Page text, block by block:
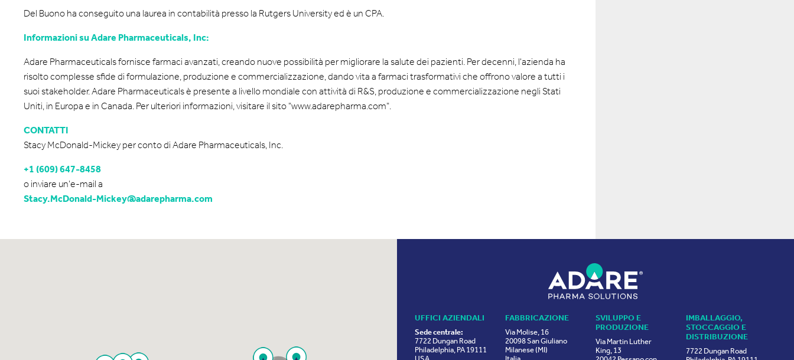
Del Buono ha conseguito una laurea in contabilità presso la Rutgers University ed è un CPA.
Informazioni su Adare Pharmaceuticals, Inc:
Adare Pharmaceuticals fornisce farmaci avanzati, creando nuove possibilità per migliorare la salute dei pazienti. Per decenni, l'azienda ha
risolto complesse sfide di formulazione, produzione e commercializzazione, dando vita a farmaci trasformativi che offrono valore a tutti i
suoi stakeholder. Adare Pharmaceuticals è presente a livello mondiale con attività di R&S, produzione e commercializzazione negli Stati
Uniti, in Europa e in Canada. Per ulteriori informazioni, visitare il sito "www.adarepharma.com".
CONTATTI
Stacy McDonald-Mickey per conto di Adare Pharmaceuticals, Inc.
+1 (609) 647-8458
o inviare un'e-mail a
Stacy.McDonald-Mickey@adarepharma.com
UFFICI AZIENDALI
Sede centrale:
7722 Dungan Road
Philadelphia, PA 19111
FABBRICAZIONE
Via Molise, 16
20098 San Giuliano
Milanese (MI)
SVILUPPO E
PRODUZIONE
Via Martin Luther
King, 13
IMBALLAGGIO,
STOCCAGGIO E
DISTRIBUZIONE
7722 Dungan Road